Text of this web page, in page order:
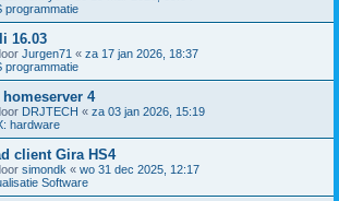
programmatie
16.03
Jurgen71 « za 17 jan 2026, 18:37
programmatie
4
DRJTECH « za 03 jan 2026, 15:19
hardware
client Gira HS4
simondk « wo 31 dec 2025, 12:17
Software